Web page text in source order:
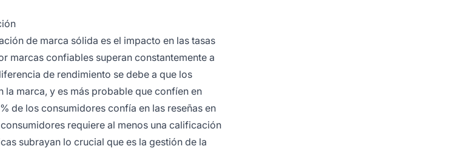
de marca sólida es el impacto en las tasas
marcas confiables superan constantemente a
de rendimiento se debe a que los
marca, y es más probable que confíen en
de los consumidores confía en las reseñas en
requiere al menos una calificación
subrayan lo crucial que es la gestión de la